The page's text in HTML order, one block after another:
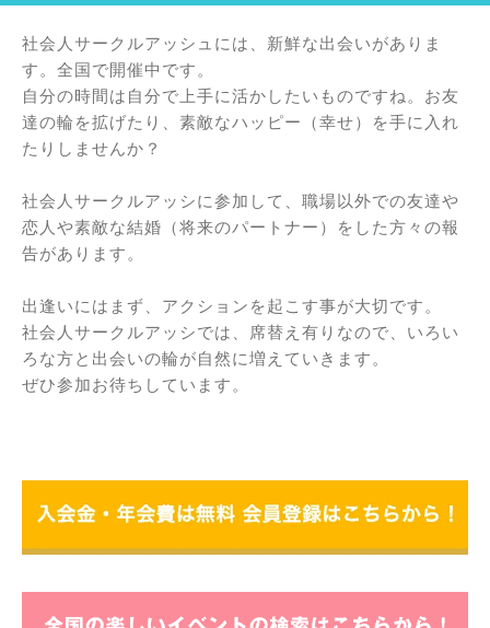
社会人サークルアッシュには、新鮮な出会いがありま
す。全国で開催中です。
自分の時間は自分で上手に活かしたいものですね。お友
達の輪を拡げたり、素敵なハッピー（幸せ）を手に入れ
たりしませんか？
社会人サークルアッシに参加して、職場以外での友達や
恋人や素敵な結婚（将来のパートナー）をした方々の報
告があります。
出逢いにはまず、アクションを起こす事が大切です。
社会人サークルアッシでは、席替え有りなので、いろい
ろな方と出会いの輪が自然に増えていきます。
ぜひ参加お待ちしています。